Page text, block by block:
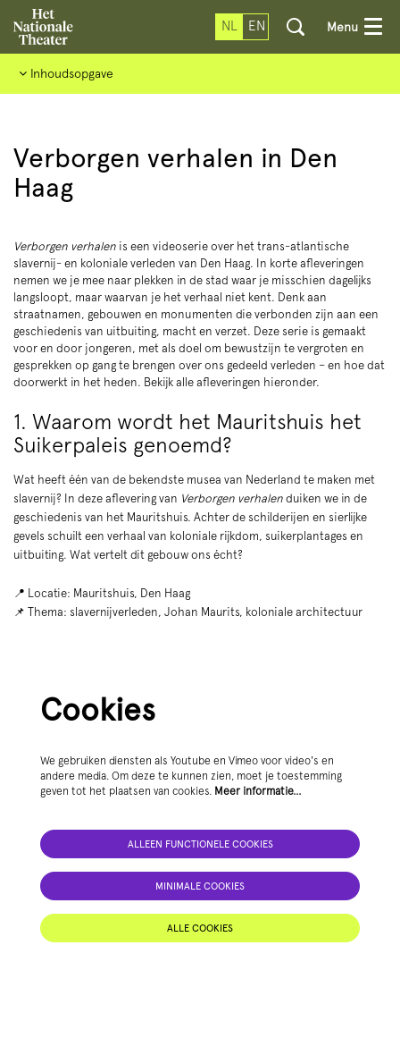
NL EN Menu
Inhoudsopgave
Verborgen verhalen in Den
Haag
Verborgen verhalen is een videoserie over het trans-atlantische
slavernij- en koloniale verleden van Den Haag. In korte afleveringen
nemen we je mee naar plekken in de stad waar je misschien dagelijks
langsloopt, maar waarvan je het verhaal niet kent. Denk aan
straatnamen, gebouwen en monumenten die verbonden zijn aan een
geschiedenis van uitbuiting, macht en verzet. Deze serie is gemaakt
voor en door jongeren, met als doel om bewustzijn te vergroten en
gesprekken op gang te brengen over ons gedeeld verleden – en hoe dat
doorwerkt in het heden. Bekijk alle afleveringen hieronder.
1. Waarom wordt het Mauritshuis het
Suikerpaleis genoemd?
Wat heeft één van de bekendste musea van Nederland te maken met
slavernij? In deze aflevering van Verborgen verhalen duiken we in de
geschiedenis van het Mauritshuis. Achter de schilderijen en sierlijke
gevels schuilt een verhaal van koloniale rijkdom, suikerplantages en
uitbuiting. Wat vertelt dit gebouw ons écht?
📍 Locatie: Mauritshuis, Den Haag
📌 Thema: slavernijverleden, Johan Maurits, koloniale architectuur
Cookies
We gebruiken diensten als Youtube en Vimeo voor video's en
andere media. Om deze te kunnen zien, moet je toestemming
geven tot het plaatsen van cookies. Meer informatie…
ALLEEN FUNCTIONELE COOKIES
MINIMALE COOKIES
ALLE COOKIES